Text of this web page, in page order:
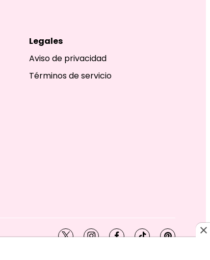
Legales
Aviso de privacidad
Términos de servicio
twitterinstagramfacebook
tiktokpinterest